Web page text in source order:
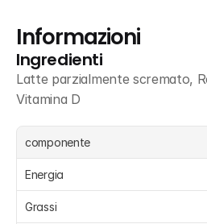
Informazioni
Ingredienti
Latte parzialmente scremato,
Vitamina D
componente
Energia
Grassi